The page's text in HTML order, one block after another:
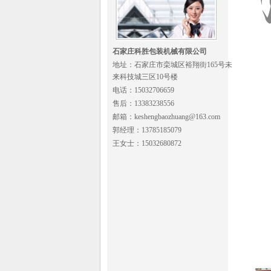
石家庄科胜包装机械有限公司
地址：石家庄市栾城区裕翔街165号未
来科技城三区10号楼
电话：15032706659
售后：13383238556
邮箱：keshengbaozhuang@163.com
郭经理：13785185079
王女士：15032680872